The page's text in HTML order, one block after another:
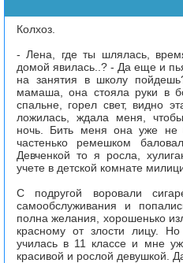
Колхоз.
- Лена, где ты шлялась,
домой явилась..? - Да еще и
на занятия в школу
мамаша, она стояла руки в
спальне, горел свет, видно
ложилась, ждала меня,
ночь. Бить меня она уже не
частенько ремешком
Девченкой то я росла,
учете в детской комнате
С подругой воровали
самообслуживания и
полна желания, хорошенько
красному от злости лицу.
училась в 11 классе и мне
красивой и рослой девушкой.